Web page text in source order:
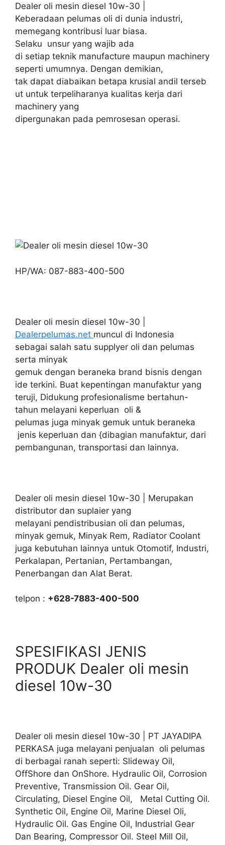
Dealer oli mesin diesel 10w-30 |
Keberadaan pelumas oli di dunia industri,
memegang kontribusi luar biasa.
Selaku unsur yang wajib ada
di setiap teknik manufacture maupun machinery
seperti umumnya. Dengan demikian,
tak dapat diabaikan betapa krusial andil terseb
ut untuk terpeliharanya kualitas kerja dari
machinery yang
dipergunakan pada pemrosesan operasi.
HP/WA: 087-883-400-500
Dealer oli mesin diesel 10w-30 |
Dealerpelumas.net muncul di Indonesia
sebagai salah satu supplyer oli dan pelumas
serta minyak
gemuk dengan beraneka brand bisnis dengan
ide terkini. Buat kepentingan manufaktur yang
teruji, Didukung profesionalisme bertahun-
tahun melayani keperluan oli &
pelumas juga minyak gemuk untuk beraneka
jenis keperluan dan {dibagian manufaktur, dari
pembangunan, transportasi dan lainnya.
Dealer oli mesin diesel 10w-30 | Merupakan
distributor dan suplaier yang
melayani pendistribusian oli dan pelumas,
minyak gemuk, Minyak Rem, Radiator Coolant
juga kebutuhan lainnya untuk Otomotif, Industri,
Perkalapan, Pertanian, Pertambangan,
Penerbangan dan Alat Berat.
telpon : +628-7883-400-500
SPESIFIKASI JENIS
PRODUK Dealer oli mesin
diesel 10w-30
Dealer oli mesin diesel 10w-30 | PT JAYADIPA
PERKASA juga melayani penjualan oli pelumas
di berbagai ranah seperti: Slideway Oil,
OffShore dan OnShore. Hydraulic Oil, Corrosion
Preventive, Transmission Oil. Gear Oil,
Circulating, Diesel Engine Oil, Metal Cutting Oil.
Synthetic Oil, Engine Oil, Marine Diesel Oli,
Hydraulic Oil. Gas Engine Oil, Industrial Gear
Dan Bearing, Compressor Oil. Steel Mill Oil,